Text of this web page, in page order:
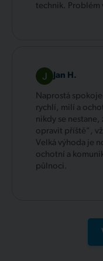
technik. Problém
Jan H.
Naprostá
rychlí, milí a
nikdy se
opravit příště",
Velká výhoda je
ochotní a
půlnoci.